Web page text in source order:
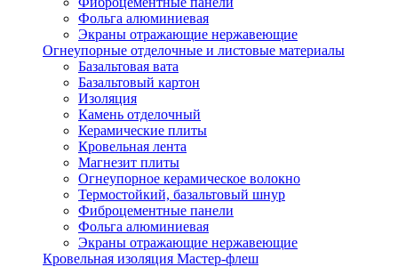
Фольга алюминиевая
Экраны отражающие нержавеющие
Огнеупорные отделочные и листовые материалы
Базальтовая вата
Базальтовый картон
Изоляция
Камень отделочный
Керамические плиты
Кровельная лента
Магнезит плиты
Огнеупорное керамическое волокно
Термостойкий, базальтовый шнур
Фиброцементные панели
Фольга алюминиевая
Экраны отражающие нержавеющие
Кровельная изоляция Мастер-флеш